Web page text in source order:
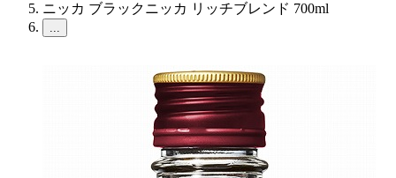
ニッカ ブラックニッカ リッチブレンド 700ml
...